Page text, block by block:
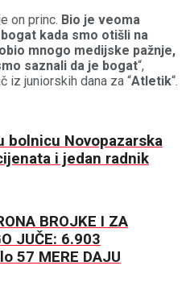
on princ. Bio je veoma
kada smo otišli na
mnogo medijske pažnje,
saznali da je bogat“,
iz juniorskih dana za “Atletik“.
bolnicu Novopazarska
i jedan radnik
BROJKE I ZA
JUČE: 6.903
57 MERE DAJU